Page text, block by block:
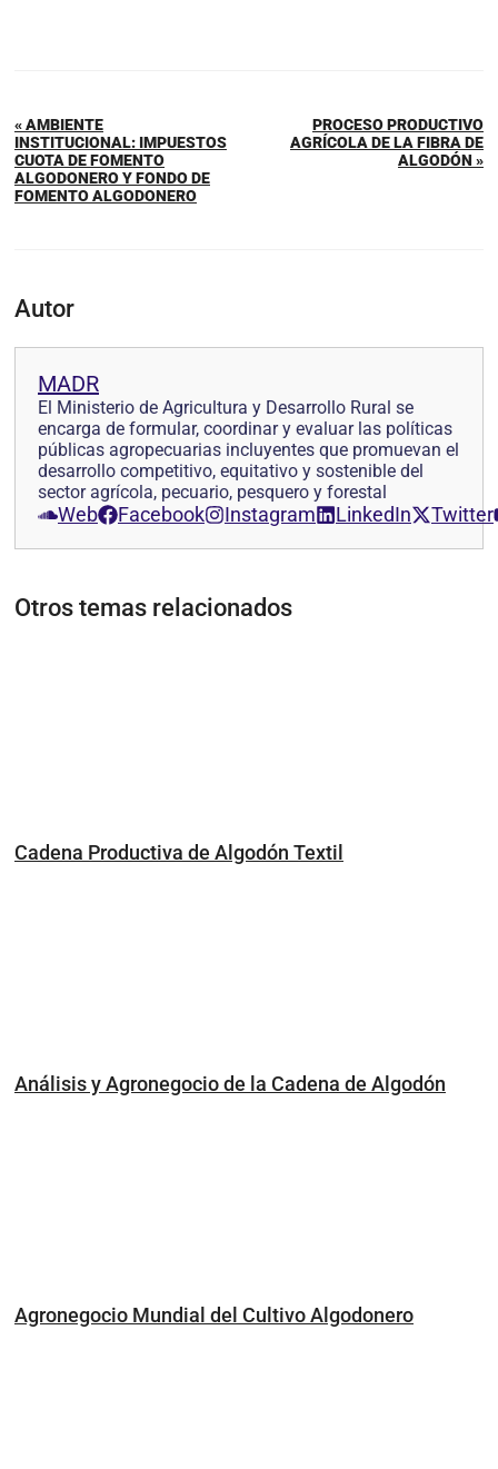
« AMBIENTE
INSTITUCIONAL: IMPUESTOS
CUOTA DE FOMENTO
ALGODONERO Y FONDO DE
FOMENTO ALGODONERO
PROCESO PRODUCTIVO
AGRÍCOLA DE LA FIBRA DE
ALGODÓN »
Autor
MADR
El Ministerio de Agricultura y Desarrollo Rural se
encarga de formular, coordinar y evaluar las políticas
públicas agropecuarias incluyentes que promuevan el
desarrollo competitivo, equitativo y sostenible del
sector agrícola, pecuario, pesquero y forestal
Web Facebook Instagram LinkedIn Twitter
Otros temas relacionados
Cadena Productiva de Algodón Textil
Análisis y Agronegocio de la Cadena de Algodón
Agronegocio Mundial del Cultivo Algodonero